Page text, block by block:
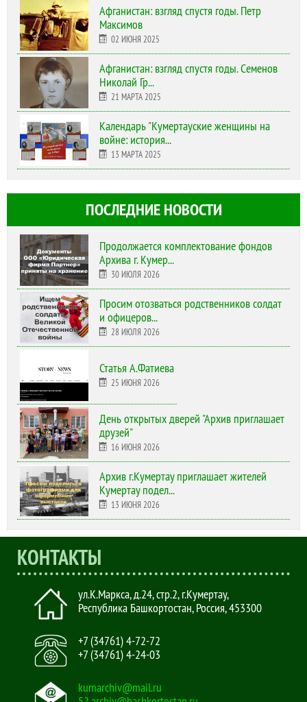
Афганистан: взгляд спустя годы. Петр
Максимов
02 ИЮНЯ 2025
Афганистан: взгляд спустя годы. Семенов
Николай Гр...
21 МАРТА 2025
Календарь "Кумертауские женщины на
войне: история...
13 МАРТА 2025
ПОСЛЕДНИЕ НОВОСТИ
Продолжается комплектование фондов
Архива г. Кумер...
30 ИЮЛЯ 2026
Просим отозваться родственников солдат
и офицеров...
28 ИЮЛЯ 2026
Статья А.Фатиева
25 ИЮНЯ 2026
День открытых дверей "Архив приглашает
друзей"
16 ИЮНЯ 2026
Архив г.Кумертау приглашает жителей
Кумертау подел...
13 ИЮНЯ 2026
КОНТАКТЫ
ул.К.Маркса, д.24, стр.2,г.Кумертау,
Республика Башкортостан, Россия,453300
+7 (34761) 4-72-72
+7 (34761) 4-24-03
kumarchiv@mail.ru